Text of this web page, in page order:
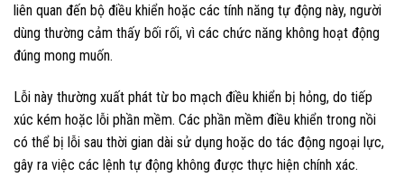
liên quan đến bộ điều khiển hoặc các tính năng tự động này, người
dùng thường cảm thấy bối rối, vì các chức năng không hoạt động
đúng mong muốn.
Lỗi này thường xuất phát từ bo mạch điều khiển bị hỏng, do tiếp
xúc kém hoặc lỗi phần mềm. Các phần mềm điều khiển trong nồi
có thể bị lỗi sau thời gian dài sử dụng hoặc do tác động ngoại lực,
gây ra việc các lệnh tự động không được thực hiện chính xác.